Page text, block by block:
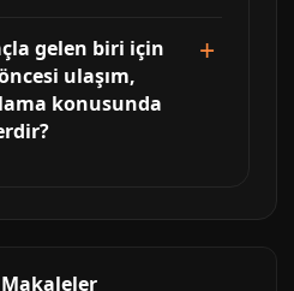
gelen biri için
ulaşım,
konusunda